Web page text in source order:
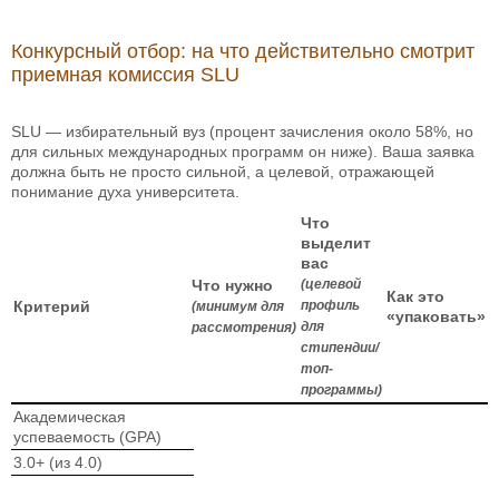
Конкурсный отбор: на что действительно смотрит
приемная комиссия SLU
SLU — избирательный вуз (процент зачисления около 58%, но
для сильных международных программ он ниже). Ваша заявка
должна быть не просто сильной, а целевой, отражающей
понимание духа университета.
Критерий
Что нужно
(минимум для
рассмотрения)
Что
выделит
вас
(целевой
профиль
для
стипендии/
топ-
программы)
Как это
«упаковать»
Академическая
успеваемость (GPA)
3.0+ (из 4.0)